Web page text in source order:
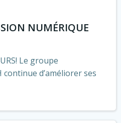
NUMÉRIQUE
Le groupe
continue d’améliorer ses